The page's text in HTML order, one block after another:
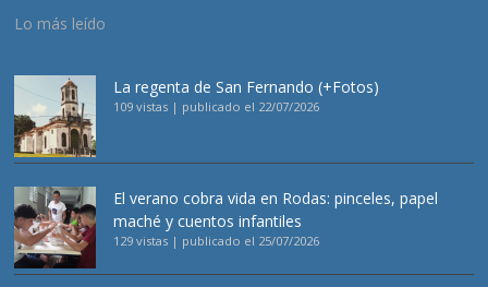
Lo más leído
La regenta de San Fernando (+Fotos)
109 vistas | publicado el 22/07/2026
El verano cobra vida en Rodas: pinceles, papel
maché y cuentos infantiles
129 vistas | publicado el 25/07/2026